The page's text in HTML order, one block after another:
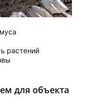
растений
для объекта